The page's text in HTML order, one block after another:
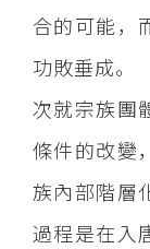
合的可能，
功敗垂成。
次就宗族團
條件的改變
族內部階層
過程是在入